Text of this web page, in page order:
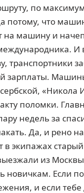
по
потому, что
на машину и
И
транспортники
зарплаты.
«Никола
поломки.
недель за
Да, и рено
экипажах старый
из Москвы
новичкам. Если
и если тебе